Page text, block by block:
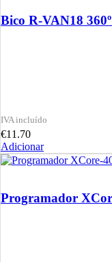
Bico R-VAN18
€11.70
Adicionar
Programador